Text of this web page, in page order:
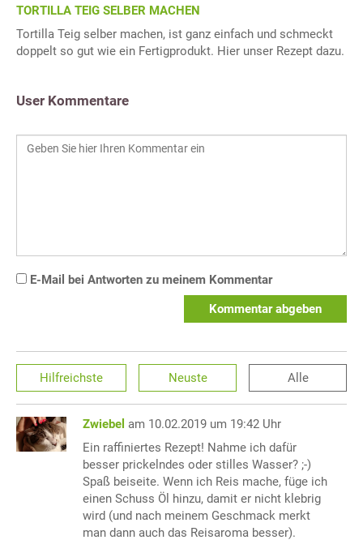
TORTILLA TEIG SELBER MACHEN
Tortilla Teig selber machen, ist ganz einfach und schmeckt
doppelt so gut wie ein Fertigprodukt. Hier unser Rezept dazu.
User Kommentare
E-Mail bei Antworten zu meinem Kommentar
Kommentar abgeben
Hilfreichste Neuste Alle
Zwiebel am 10.02.2019 um 19:42 Uhr
Ein raffiniertes Rezept! Nahme ich dafür
besser prickelndes oder stilles Wasser? ;-)
Spaß beiseite. Wenn ich Reis mache, füge ich
einen Schuss Öl hinzu, damit er nicht klebrig
wird (und nach meinem Geschmack merkt
man dann auch das Reisaroma besser).